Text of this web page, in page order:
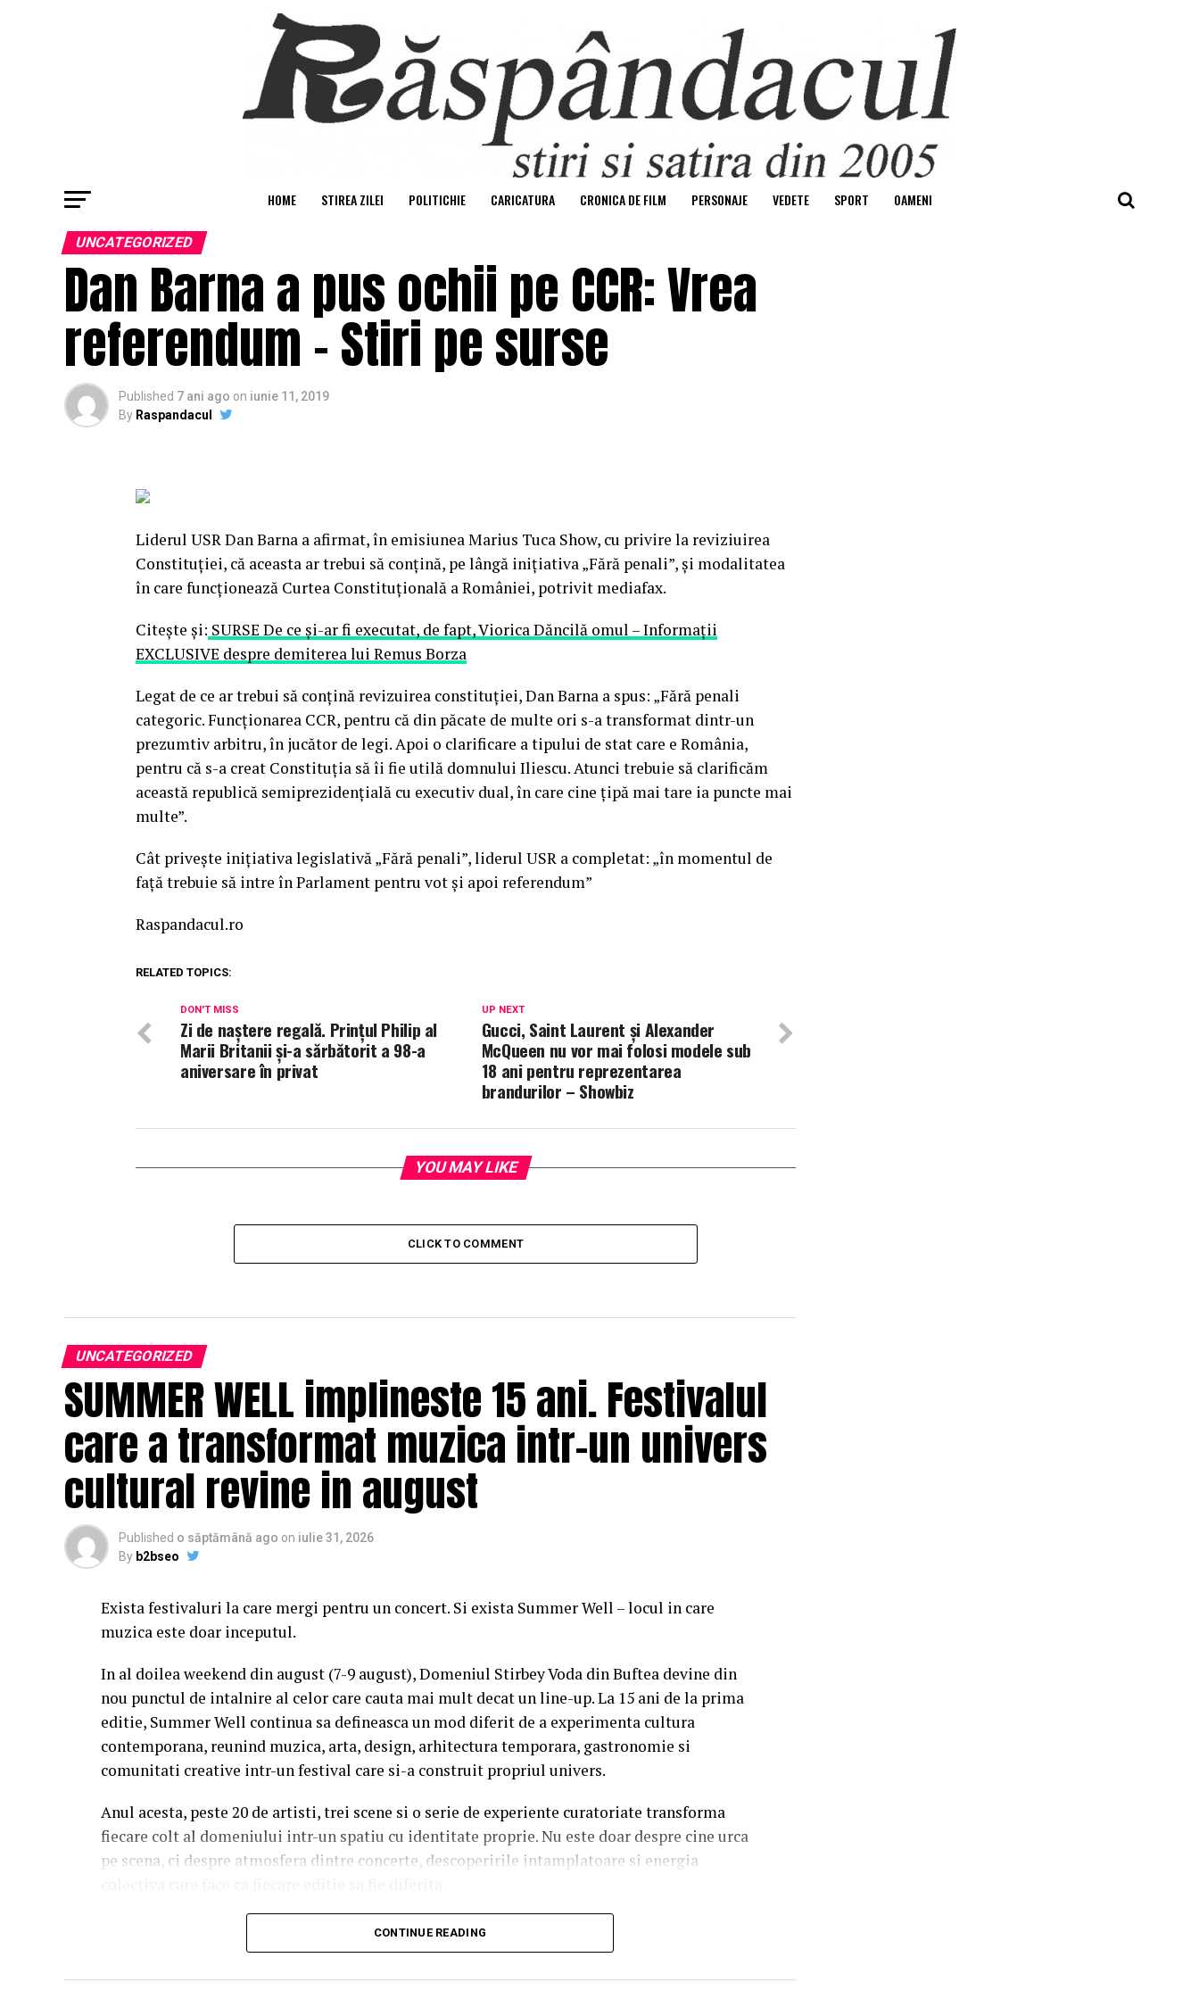
HOME STIREA ZILEI POLITICHIE CARICATURA CRONICA DE FILM PERSONAJE VEDETE SPORT OAMENI
UNCATEGORIZED
Dan Barna a pus ochii pe CCR: Vrea
referendum – Stiri pe surse
Published 7 ani ago on iunie 11, 2019
By Raspandacul
Liderul USR Dan Barna a afirmat, în emisiunea Marius Tuca Show, cu privire la reviziuirea
Constituției, că aceasta ar trebui să conțină, pe lângă inițiativa „Fără penali”, și modalitatea
în care funcționează Curtea Constituțională a României, potrivit mediafax.
Citește și: SURSE De ce și-ar fi executat, de fapt, Viorica Dăncilă omul – Informații
EXCLUSIVE despre demiterea lui Remus Borza
Legat de ce ar trebui să conțină revizuirea constituției, Dan Barna a spus: „Fără penali
categoric. Funcționarea CCR, pentru că din păcate de multe ori s-a transformat dintr-un
prezumtiv arbitru, în jucător de legi. Apoi o clarificare a tipului de stat care e România,
pentru că s-a creat Constituția să îi fie utilă domnului Iliescu. Atunci trebuie să clarificăm
această republică semiprezidențială cu executiv dual, în care cine țipă mai tare ia puncte mai
multe”.
Cât privește inițiativa legislativă „Fără penali”, liderul USR a completat: „în momentul de
față trebuie să intre în Parlament pentru vot și apoi referendum”
Raspandacul.ro
RELATED TOPICS:
UP NEXT
Gucci, Saint Laurent și Alexander
McQueen nu vor mai folosi modele sub
18 ani pentru reprezentarea
brandurilor – Showbiz
DON'T MISS
Zi de naştere regală. Prinţul Philip al
Marii Britanii şi-a sărbătorit a 98-a
aniversare în privat
YOU MAY LIKE
CLICK TO COMMENT
UNCATEGORIZED
SUMMER WELL implineste 15 ani. Festivalul
care a transformat muzica intr-un univers
cultural revine in august
Published o săptămână ago on iulie 31, 2026
By b2bseo
Exista festivaluri la care mergi pentru un concert. Si exista Summer Well – locul in care
muzica este doar inceputul.
In al doilea weekend din august (7-9 august), Domeniul Stirbey Voda din Buftea devine din
nou punctul de intalnire al celor care cauta mai mult decat un line-up. La 15 ani de la prima
editie, Summer Well continua sa defineasca un mod diferit de a experimenta cultura
contemporana, reunind muzica, arta, design, arhitectura temporara, gastronomie si
comunitati creative intr-un festival care si-a construit propriul univers.
Anul acesta, peste 20 de artisti, trei scene si o serie de experiente curatoriate transforma
fiecare colt al domeniului intr-un spatiu cu identitate proprie. Nu este doar despre cine urca
pe scena, ci despre atmosfera dintre concerte, descoperirile intamplatoare si energia
Trei scene. Trei universuri. Un singur soundtrack al verii.
CONTINUE READING